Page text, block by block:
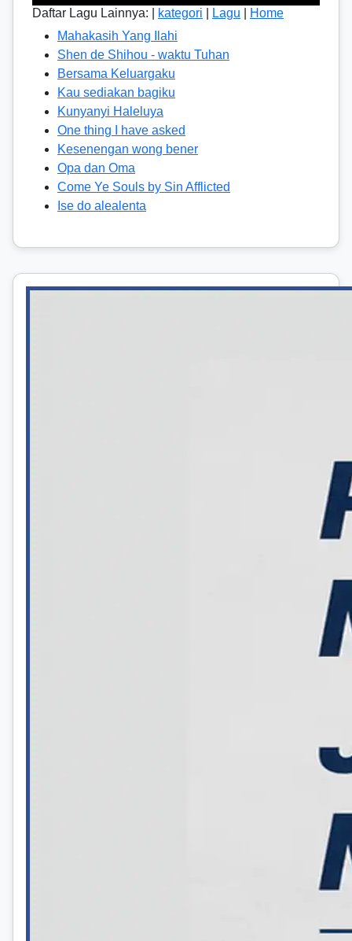
Daftar Lagu Lainnya: | kategori Lagu
Home
Mahakasih Yang Ilahi
Shen de Shihou - waktu Tuhan
Bersama Keluargaku
Kau sediakan bagiku
Kunyanyi Haleluya
One thing I have asked
Kesenengan wong bener
Opa dan Oma
Come Ye Souls by Sin Afflicted
Ise do alealenta